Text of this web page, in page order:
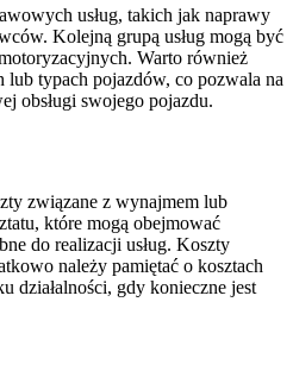
usług, takich jak naprawy
Kolejną grupą usług mogą być
Warto również
typach pojazdów, co pozwala na
obsługi swojego pojazdu.
związane z wynajmem lub
które mogą obejmować
do realizacji usług. Koszty
należy pamiętać o kosztach
działalności, gdy konieczne jest